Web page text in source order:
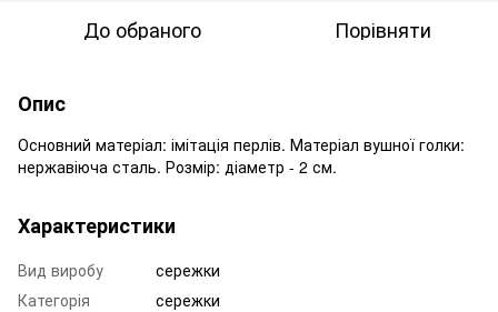
До обраного Порівняти
Опис
Основний матеріал: імітація перлів. Матеріал вушної голки:
нержавіюча сталь. Розмір: діаметр - 2 см.
Характеристики
Вид виробу
сережки
Категорія
сережки